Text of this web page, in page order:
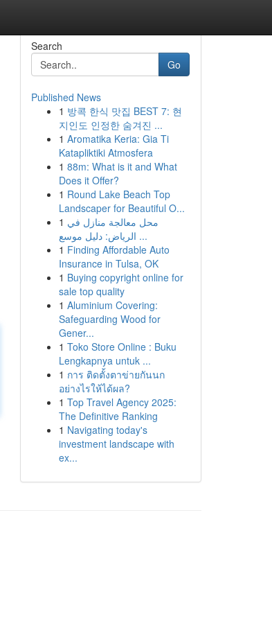
Search
Go
Published News
1 방콕 한식 맛집 BEST 7: 현
지인도 인정한 숨겨진 ...
1 Aromatika Keria: Gia Ti
Katapliktiki Atmosfera
1 88m: What is it and What
Does it Offer?
1 Round Lake Beach Top
Landscaper for Beautiful O...
1 محل معالجة منازل في
الرياض: دليل موسع ...
1 Finding Affordable Auto
Insurance in Tulsa, OK
1 Buying copyright online for
sale top quality
1 Aluminium Covering:
Safeguarding Wood for
Gener...
1 Toko Store Online : Buku
Lengkapnya untuk ...
1 การ ติดตั้งตาข่ายกันนก
อย่างไรให้ได้ผล?
1 Top Travel Agency 2025:
The Definitive Ranking
1 Navigating today's
investment landscape with
ex...